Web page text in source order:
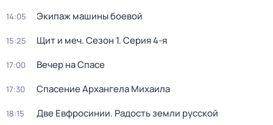
14:05 Экипаж машины боевой
15:25 Щит и меч. Сезон 1. Серия 4-я
17:00 Вечер на Спасе
17:30 Спасение Архангела Михаила
18:15 Две Евфросинии. Радость земли русской